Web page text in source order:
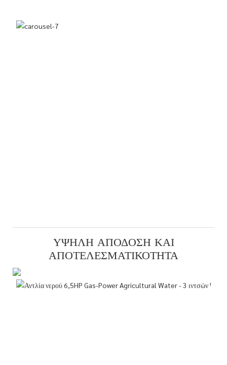
ΥΨΗΛΉ ΑΠΌΔΟΣΗ ΚΑΙ
ΑΠΟΤΕΛΕΣΜΑΤΙΚΌΤΗΤΑ